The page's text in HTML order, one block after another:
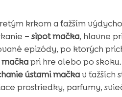
krkom a ťažším
– sipot mačka, hlavne
epizódy, po ktorých
pri hre alebo po skoku.
ústami mačkav ťažších
prostriedky, parfumy,